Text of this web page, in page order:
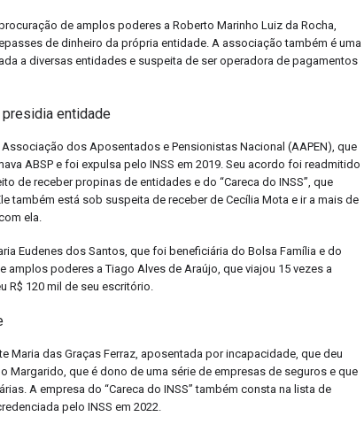
de amplos poderes a Roberto Marinho Luiz da Rocha,
de dinheiro da própria entidade. A associação também é uma
a diversas entidades e suspeita de ser operadora de pagamentos
entidade
dos Aposentados e Pensionistas Nacional (AAPEN), que
ABSP e foi expulsa pelo INSS em 2019. Seu acordo foi readmitido
de receber propinas de entidades e do “Careca do INSS”, que
também está sob suspeita de receber de Cecília Mota e ir a mais de
ela.
Eudenes dos Santos, que foi beneficiária do Bolsa Família e do
amplos poderes a Tiago Alves de Araújo, que viajou 15 vezes a
R$ 120 mil de seu escritório.
Maria das Graças Ferraz, aposentada por incapacidade, que deu
Margarido, que é dono de uma série de empresas de seguros e que
A empresa do “Careca do INSS” também consta na lista de
pelo INSS em 2022.